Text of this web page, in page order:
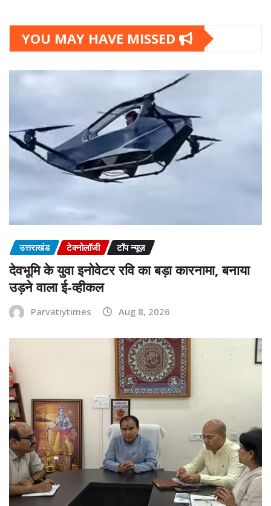
YOU MAY HAVE MISSED
उत्तराखंड टेक्नोलॉजी टॉप न्यूज़
देवभूमि के युवा इनोवेटर रवि का बड़ा कारनामा, बनाया
उड़ने वाला ई-व्हीकल
Parvatiytimes Aug 8, 2026